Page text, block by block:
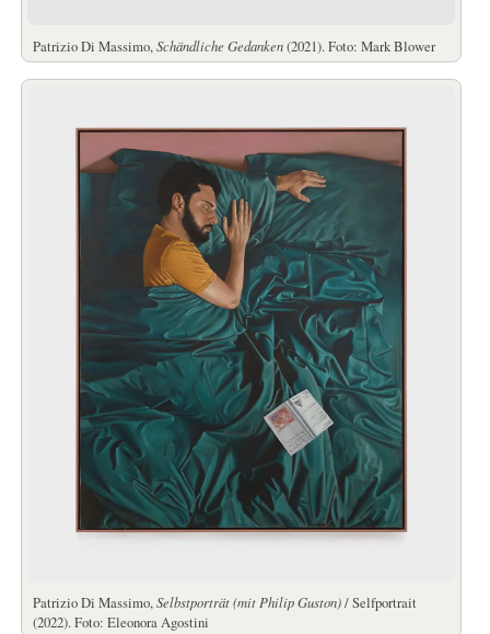
Patrizio Di Massimo,Schändliche Gedanken(2021). Foto: Mark Blower
Patrizio Di Massimo,Selbstporträt (mit Philip Guston)/ Selfportrait
(2022). Foto: Eleonora Agostini